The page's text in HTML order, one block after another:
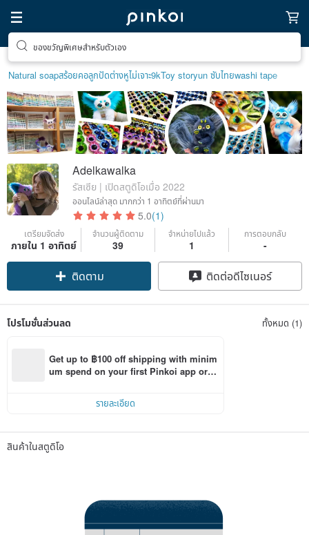
ของขวัญพิเศษสำหรับตัวเอง
Natural soapสร้อยคอลูกปัดต่างหูไม่เจาะ9kToy storyun ซับไทยwashi tape
Adelkawalka
รัสเซีย | เปิดสตูดิโอเมื่อ 2022
ออนไลน์ล่าสุด มากกว่า 1 อาทิตย์ที่ผ่านมา
5.0(1)
เตรียมจัดส่ง
ภายใน 1 อาทิตย์
จำนวนผู้ติดตาม
39
จำหน่ายไปแล้ว
1
การตอบกลับ
-
Claim coupon
ติดตาม
ติดต่อดีไซเนอร์
โปรโมชั่นส่วนลด ทั้งหมด (1)
Get up to ฿100 off shipping with minim
um spend on your first Pinkoi app orde
รายละเอียด
สินค้าในสตูดิโอ